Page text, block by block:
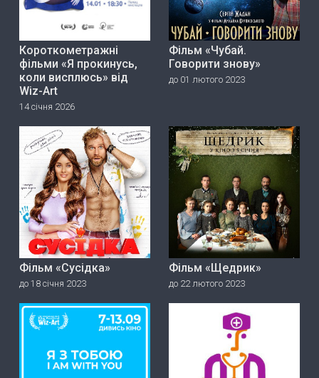
Короткометражні
фільми «Я прокинусь,
коли висплюсь» від
Wiz-Art
14 січня 2026
Фільм «Чубай.
Говорити знову»
до 01 лютого 2023
Фільм «Сусідка»
до 18 січня 2023
Фільм «Щедрик»
до 22 лютого 2023